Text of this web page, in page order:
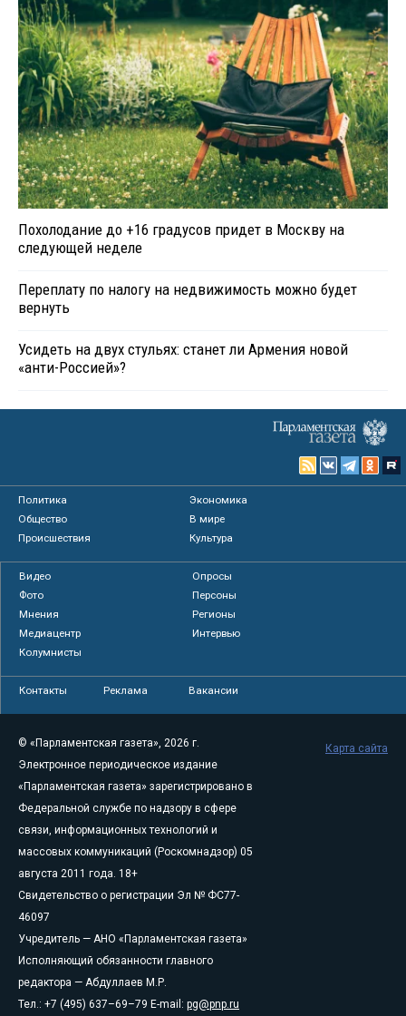
Похолодание до +16 градусов придет в Москву на
следующей неделе
Переплату по налогу на недвижимость можно будет
вернуть
Усидеть на двух стульях: станет ли Армения новой
«анти-Россией»?
Политика
Экономика
Общество
В мире
Происшествия
Культура
Видео
Опросы
Фото
Персоны
Мнения
Регионы
Медиацентр
Интервью
Колумнисты
Контакты Реклама Вакансии
© «Парламентская газета», 2026 г.
Электронное периодическое издание
«Парламентская газета» зарегистрировано в
Федеральной службе по надзору в сфере
связи, информационных технологий и
массовых коммуникаций (Роскомнадзор) 05
августа 2011 года. 18+
Свидетельство о регистрации Эл № ФС77-
46097
Учредитель — АНО «Парламентская газета»
Исполняющий обязанности главного
редактора — Абдуллаев М.Р.
Тел.: +7 (495) 637–69–79 E-mail: pg@pnp.ru
Карта сайта